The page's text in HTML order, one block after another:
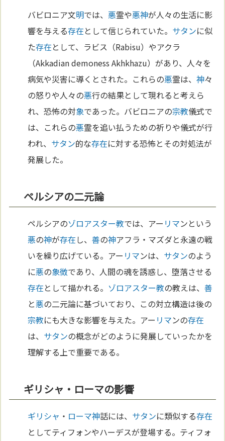
バビロニア文明では、悪霊や悪神が人々の生活に影
響を与える存在として信じられていた。 サタンに似
た存在として、ラビス（Rabisu）やアクラ
（Akkadian demoness Akhkhazu）があり、人々を
病気や災害に導くとされた。これらの悪霊は、神々
の怒りや人々の悪行の結果として現れると考えら
れ、恐怖の対象であった。バビロニアの宗教儀式で
は、これらの悪霊を追い払うための祈りや儀式が行
われ、 サタン的な存在に対する恐怖とその対処法が
発展した。
ペルシアの二元論
ペルシアのゾロアスター教では、アー リマンという
悪の神が存在し、善の神アフラ・マズダと永遠の戦
いを繰り広げている。アー リマンは、 サタンのよう
に悪の象徴であり、人間の魂を誘惑し、堕落させる
存在として描かれる。 ゾロアスター教の教えは、善
と悪の二元論に基づいており、この対立構造は後の
宗教にも大きな影響を与えた。アー リマンの存在
は、 サタンの概念がどのように発展していったかを
理解する上で重要である。
ギリシャ・ローマの影響
ギリシャ ・ ローマ神話には、 サタンに類似する存在
としてティフォンやハーデスが登場する。ティフォ